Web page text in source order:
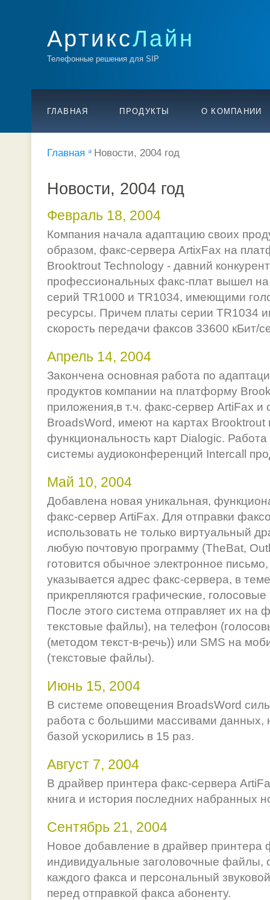
АртиксЛайн
Телефонные решения для SIP
ГЛАВНАЯ ПРОДУКТЫ О КОМПАНИИ
Главная Новости, 2004 год
Новости, 2004 год
Февраль 18, 2004
Компания начала адаптацию своих
образом, факс-сервера ArtixFax на
Brooktrout Technology - давний
профессиональных факс-плат вышел
серий TR1000 и TR1034, имеющими
ресурсы. Причем платы серии TR1034
скорость передачи факсов 33600 кБит/
Апрель 14, 2004
Закончена основная работа по
продуктов компании на платформу
приложения,в т.ч. факс-сервер ArtiFax
BroadsWord, имеют на картах Brooktrout
функциональность карт Dialogic.
системы аудиоконференций Intercall
Май 10, 2004
Добавлена новая уникальная,
факс-сервер ArtiFax. Для отправки
использовать не только виртуальный
любую почтовую программу (TheBat,
готовится обычное электронное
указывается адрес факс-сервера, в
прикрепляются графические,
После этого система отправляет их на
текстовые файлы), на телефон
(методом текст-в-речь)) или SMS на
(текстовые файлы).
Июнь 15, 2004
В системе оповещения BroadsWord
работа с большими массивами данных,
базой ускорились в 15 раз.
Август 7, 2004
В драйвер принтера факс-сервера
книга и история последних набранных
Сентябрь 21, 2004
Новое добавление в драйвер принтера
индивидуальные заголовочные файлы,
каждого факса и персональный
перед отправкой факса абоненту.